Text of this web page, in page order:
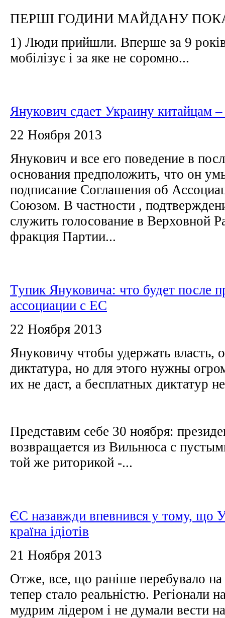
ПЕРШІ ГОДИНИ МАЙДАНУ
1) Люди прийшли. Вперше за 9
мобілізує і за яке не соромно...
Янукович сдает Украину китайцам –
22 Ноября 2013
Янукович и все его поведение в
основания предположить, что он
подписание Соглашения об
Союзом. В частности ,
служить голосование в Верховной
фракция Партии...
Тупик Януковича: что будет после
ассоциации с ЕС
22 Ноября 2013
Януковичу чтобы удержать власть,
диктатура, но для этого нужны
их не даст, а бесплатных диктатур
Представим себе 30 ноября:
возвращается из Вильнюса с
той же риторикой -...
ЄС назавжди впевнився у тому, що
країна ідіотів
21 Ноября 2013
Отже, все, що раніше перебувало на
тепер стало реальністю. Регіонали
мудрим лідером і не думали вести